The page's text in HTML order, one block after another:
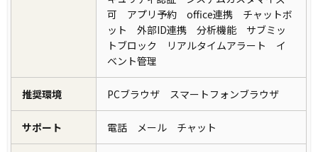
可 アプリ予約 office連携 チャットボ
ット 外部ID連携 分析機能 サブミッ
トブロック リアルタイムアラート イ
ベント管理
推奨環境 PCブラウザ スマートフォンブラウザ
サポート 電話 メール チャット